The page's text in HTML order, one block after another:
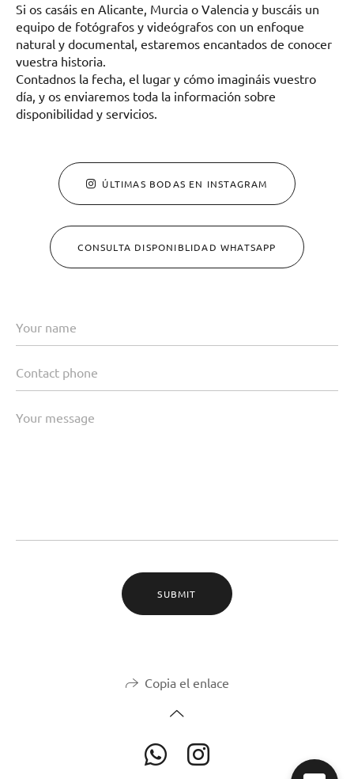
Si os casáis en Alicante, Murcia o Valencia y buscáis un
equipo de fotógrafos y videógrafos con un enfoque
natural y documental, estaremos encantados de conocer
vuestra historia.
Contadnos la fecha, el lugar y cómo imagináis vuestro
día, y os enviaremos toda la información sobre
disponibilidad y servicios.
ÚLTIMAS BODAS EN INSTAGRAM
CONSULTA DISPONIBLIDAD WHATSAPP
SUBMIT
Copia el enlace